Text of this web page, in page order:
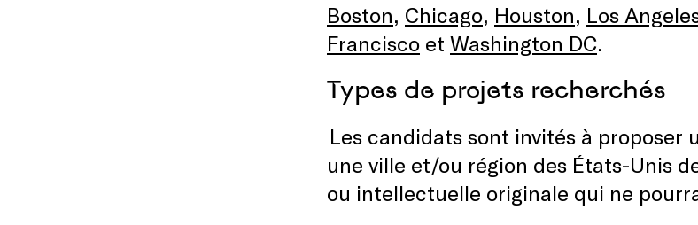
Boston, Chicago, Houston, Los
Francisco et Washington DC.
Types de projets recherchés
Les candidats sont invités à proposer
une ville et/ou région des États-Unis
ou intellectuelle originale qui ne